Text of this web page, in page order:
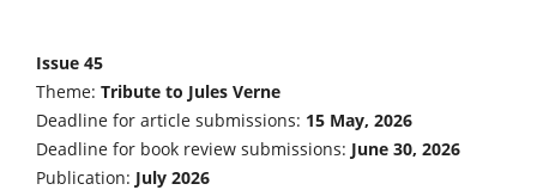
Issue 45
Theme: Tribute to Jules Verne
Deadline for article submissions: 15 May, 2026
Deadline for book review submissions: June 30, 2026
Publication: July 2026